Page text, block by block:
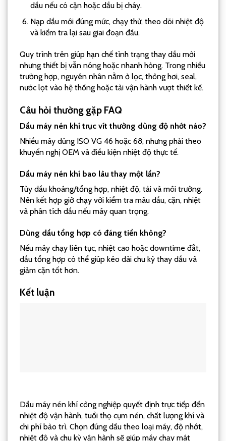
dầu nếu có cặn hoặc dầu bị cháy.
Nạp dầu mới đúng mức, chạy thử, theo dõi nhiệt độ
và kiểm tra lại sau giai đoạn đầu.
Quy trình trên giúp hạn chế tình trạng thay dầu mới
nhưng thiết bị vẫn nóng hoặc nhanh hỏng. Trong nhiều
trường hợp, nguyên nhân nằm ở lọc, thông hơi, seal,
nước lọt vào hệ thống hoặc tải vận hành vượt thiết kế.
Câu hỏi thường gặp FAQ
Dầu máy nén khí trục vít thường dùng độ nhớt nào?
Nhiều máy dùng ISO VG 46 hoặc 68, nhưng phải theo
khuyến nghị OEM và điều kiện nhiệt độ thực tế.
Dầu máy nén khí bao lâu thay một lần?
Tùy dầu khoáng/tổng hợp, nhiệt độ, tải và môi trường.
Nên kết hợp giờ chạy với kiểm tra màu dầu, cặn, nhiệt
và phân tích dầu nếu máy quan trọng.
Dùng dầu tổng hợp có đáng tiền không?
Nếu máy chạy liên tục, nhiệt cao hoặc downtime đắt,
dầu tổng hợp có thể giúp kéo dài chu kỳ thay dầu và
giảm cặn tốt hơn.
Kết luận
Dầu máy nén khí công nghiệp quyết định trực tiếp đến
nhiệt độ vận hành, tuổi thọ cụm nén, chất lượng khí và
chi phí bảo trì. Chọn đúng dầu theo loại máy, độ nhớt,
nhiệt độ và chu kỳ vận hành sẽ giúp máy chạy mát